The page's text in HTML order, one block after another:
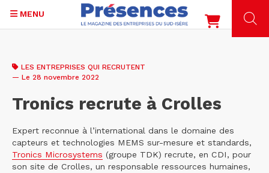
contenu
MENU
LES ENTREPRISES QUI RECRUTENT
— Le 28 novembre 2022
Tronics recrute à Crolles
Expert reconnue à l’international dans le domaine des
capteurs et technologies MEMS sur-mesure et standards,
Tronics Microsystems (groupe TDK) recrute, en CDI, pour
son site de Crolles, un responsable ressources humaines,